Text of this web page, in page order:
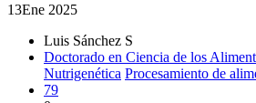
13Ene 2025
Luis Sánchez S
Doctorado en Ciencia de los
Nutrigenética Procesamiento de
79